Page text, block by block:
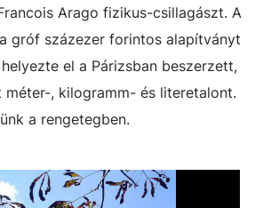
Arago fizikus-csillagászt. A
gróf százezer forintos alapítványt
el a Párizsban beszerzett,
méter-, kilogramm- és literetalont.
a rengetegben.